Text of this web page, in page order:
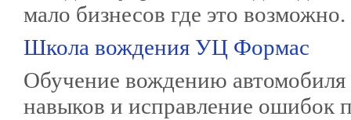
мало бизнесов где это возможно.
Школа вождения УЦ Формас
Обучение вождению
навыков и исправление ошибок